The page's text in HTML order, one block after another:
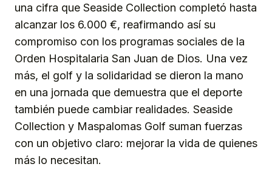
una cifra que Seaside Collection completó hasta
alcanzar los 6.000 €, reafirmando así su
compromiso con los programas sociales de la
Orden Hospitalaria San Juan de Dios. Una vez
más, el golf y la solidaridad se dieron la mano
en una jornada que demuestra que el deporte
también puede cambiar realidades. Seaside
Collection y Maspalomas Golf suman fuerzas
con un objetivo claro: mejorar la vida de quienes
más lo necesitan.